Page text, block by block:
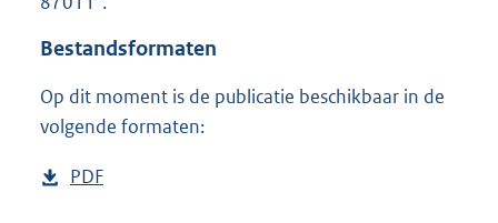
Bestandsformaten
Op dit moment is de publicatie beschikbaar in de
volgende formaten:
D
PDF